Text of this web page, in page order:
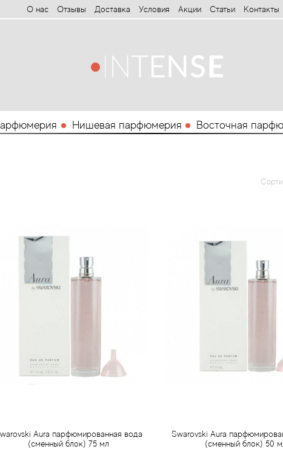
О нас Отзывы Доставка Условия Aкции Статьи Контакты
Нишевая парфюмерия Восточная
Aura парфюмированная вода
(сменный блок) 75 мл
Swarovski Aura
(сменный блок) 50